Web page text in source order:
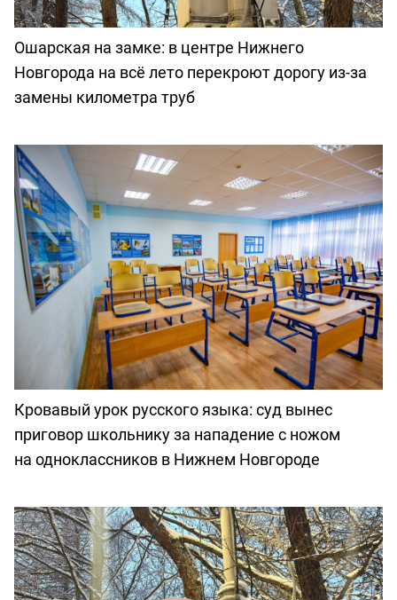
Ошарская на замке: в центре Нижнего
Новгорода на всё лето перекроют дорогу из-за
замены километра труб
Кровавый урок русского языка: суд вынес
приговор школьнику за нападение с ножом
на одноклассников в Нижнем Новгороде